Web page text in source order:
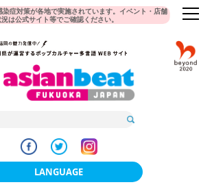
症対策が各地で実施されています。イベント・店舗
は公式サイト等でご確認ください。
LANGUAGE